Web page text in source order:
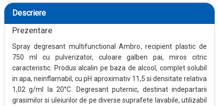
Descriere
Prezentare
Spray degresant multifunctional Ambro, recipient plastic de
750 ml cu pulverizator, culoare galben pai, miros citric
caracteristic. Produs alcalin pe baza de alcool, complet solubil
in apa, neinflamabil, cu pH aproximativ 11,5 si densitate relativa
1,02 g/ml la 20°C. Degresant puternic, destinat indepartarii
grasimilor si uleiurilor de pe diverse suprafete lavabile, utilizabil